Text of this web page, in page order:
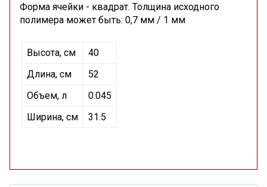
Форма ячейки - квадрат. Толщина исходного
полимера может быть: 0,7 мм / 1 мм
Высота, см
40
Длина, см
52
Объем, л
0.045
Ширина, см
31.5